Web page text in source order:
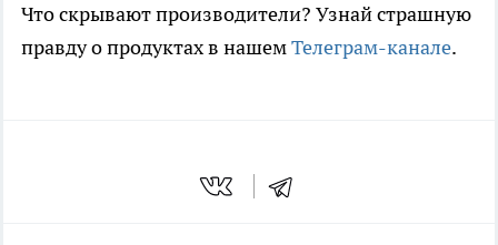
Что скрывают производители? Узнай страшную
правду о продуктах в нашемТелеграм-канале.